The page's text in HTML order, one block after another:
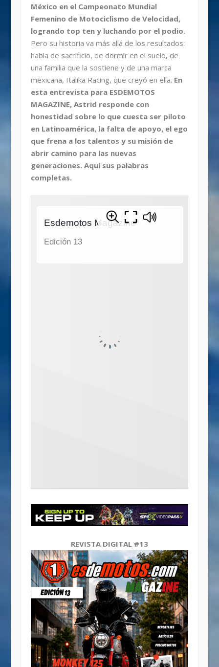
México en el Campeonato Mundial
Femenino de Motociclismo de Velocidad,
logrando top ten y luchando por el podio.
Pero su historia va más allá de los resultados:
habla de sacrificio, de dormir en el suelo, de
una familia que la sostiene y de una marca
mexicana, Italika Racing, que creyó en ella. En
esta entrevista para ESDEMOTOS
MAGAZINE, Astrid responde con
honestidad sobre lo que cuesta ser piloto
en Latinoamérica, la falta de apoyo, el ego
que frena a los talentos y su misión de
abrir camino para las nuevas
generaciones. Aquí sus palabras
completas.
REVISTA DIGITAL #13